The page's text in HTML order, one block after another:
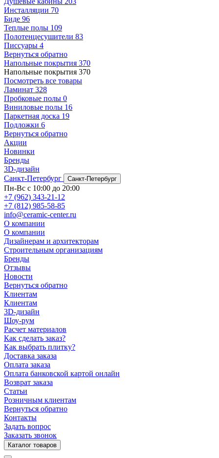
Инсталляции 70
Биде 96
Теплые полы 109
Полотенцесушители 83
Писсуары 4
Вернуться обратно
Напольные покрытия 370
Напольные покрытия 370
Посмотреть все товары
Ламинат 328
Пробковые полы 0
Виниловые полы 16
Паркетная доска 19
Подложки 6
Вернуться обратно
Акции
Новинки
Бренды
3D-дизайн
Санкт-Петербург
Санкт-Петербург
Пн-Вс с 10:00 до 20:00
+7 (962) 343-21-12
+7 (812) 985-58-85
info@ceramic-center.ru
О компании
О компании
Дизайнерам и архитекторам
Строительным организациям
Бренды
Отзывы
Новости
Вернуться обратно
Клиентам
Клиентам
3D-дизайн
Шоу-рум
Расчет материалов
Как сделать заказ?
Как выбрать плитку?
Доставка заказа
Оплата заказа
Оплата банковской картой онлайн
Возврат заказа
Статьи
Розничным клиентам
Вернуться обратно
Контакты
Задать вопрос
Заказать звонок
Каталог товаров